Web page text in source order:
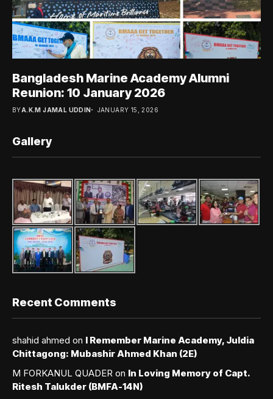
Bangladesh Marine Academy Alumni
Reunion: 10 January 2026
BYA.K.M JAMAL UDDIN JANUARY 15, 2026
Gallery
Recent Comments
shahid ahmed on I Remember Marine Academy, Juldia
Chittagong: Mubashir Ahmed Khan (2E)
M FORKANUL QUADER on In Loving Memory of Capt.
Ritesh Talukder (BMFA-14N)